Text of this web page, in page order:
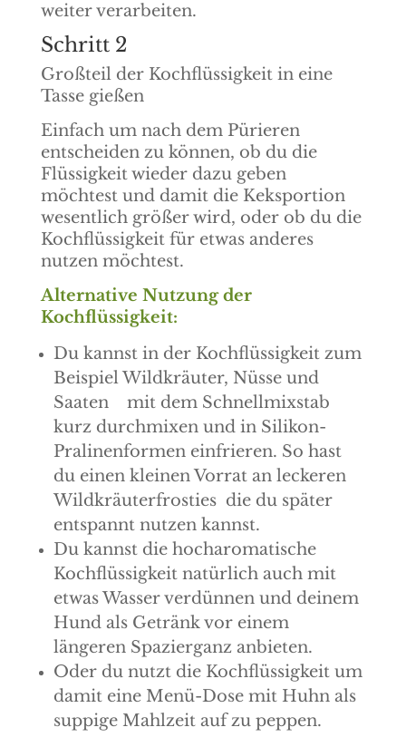
weiter verarbeiten.
Schritt 2
Großteil der Kochflüssigkeit in eine
Tasse gießen
Einfach um nach dem Pürieren
entscheiden zu können, ob du die
Flüssigkeit wieder dazu geben
möchtest und damit die Keksportion
wesentlich größer wird, oder ob du die
Kochflüssigkeit für etwas anderes
nutzen möchtest.
Alternative Nutzung der
Kochflüssigkeit:
Du kannst in der Kochflüssigkeit zum
Beispiel Wildkräuter, Nüsse und
Saaten
mit dem Schnellmixstab
kurz durchmixen und in Silikon-
Pralinenformen einfrieren. So hast
du einen kleinen Vorrat an leckeren
Wildkräuterfrosties die du später
entspannt nutzen kannst.
Du kannst die hocharomatische
Kochflüssigkeit natürlich auch mit
etwas Wasser verdünnen und deinem
Hund als Getränk vor einem
längeren Spazierganz anbieten.
Oder du nutzt die Kochflüssigkeit um
damit eine Menü-Dose mit Huhn als
suppige Mahlzeit auf zu peppen.